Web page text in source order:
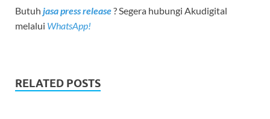
Butuh jasa press release? Segera hubungi Akudigital
melalui WhatsApp!
RELATED POSTS